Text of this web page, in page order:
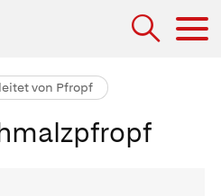
von Pfropf